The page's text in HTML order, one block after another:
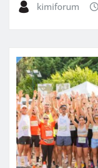
kimiforum